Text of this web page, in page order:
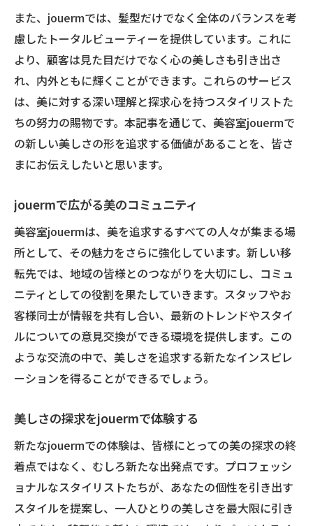
jouermでのパーソナルスタイルの実現
新しいjouermで髪質改善とトレンドを同時に実
現
jouermの新店舗での髪質改善サービス
トレンドと髪質改善を叶えるjouerm
jouermでの髪質改善とトレンド融合体験
新しいjouermでの髪質改善プログラム
jouermでの髪質改善とスタイルの両立
美容室jouermが提案するリラックスした時間と
空間
jouermでのリラックス空間の楽しみ方
移転先jouermでの癒しの時間
jouermの新店舗でのリラクゼーション
jouermが提供する心地よいリラックス
移転後のjouermでのリラックスタイム
移転先jouermでの個別カウンセリングがあなた
を輝かせる
jouermでの個別カウンセリングの魅力
移転後のjouermでのパーソナルカウンセリ
ング
また、jouermでは、髪型だけでなく全体のバランスを考
慮したトータルビューティーを提供しています。これに
より、顧客は見た目だけでなく心の美しさも引き出さ
れ、内外ともに輝くことができます。これらのサービス
は、美に対する深い理解と探求心を持つスタイリストた
ちの努力の賜物です。本記事を通じて、美容室jouermで
の新しい美しさの形を追求する価値があることを、皆さ
まにお伝えしたいと思います。
jouermで広がる美のコミュニティ
美容室jouermは、美を追求するすべての人々が集まる場
所として、その魅力をさらに強化しています。新しい移
転先では、地域の皆様とのつながりを大切にし、コミュ
ニティとしての役割を果たしていきます。スタッフやお
客様同士が情報を共有し合い、最新のトレンドやスタイ
ルについての意見交換ができる環境を提供します。この
ような交流の中で、美しさを追求する新たなインスピレ
ーションを得ることができるでしょう。
美しさの探求をjouermで体験する
新たなjouermでの体験は、皆様にとっての美の探求の終
着点ではなく、むしろ新たな出発点です。プロフェッシ
ョナルなスタイリストたちが、あなたの個性を引き出す
スタイルを提案し、一人ひとりの美しさを最大限に引き